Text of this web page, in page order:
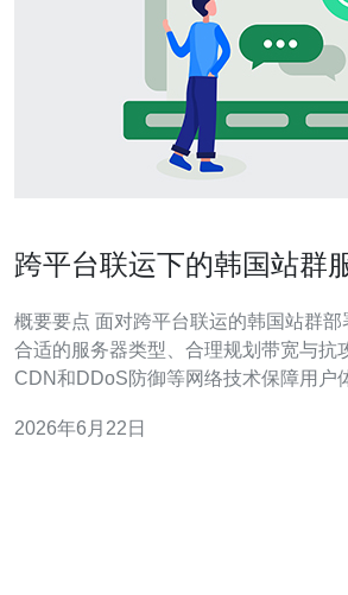
跨平台联运下的韩国站群
概要要点 面对跨平台联运的韩国站群
合适的服务器类型、合理规划带宽与抗
CDN和DDoS防御等网络技术保障用户
衡、游戏并发带宽估算公式、以及实际
2026年6月22日